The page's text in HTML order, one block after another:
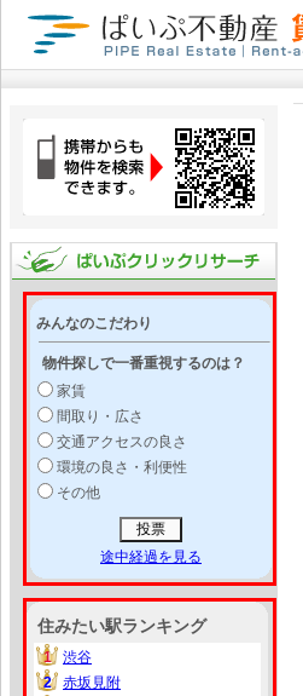
みんなのこだわり
物件探しで一番重視するのは？
家賃
間取り・広さ
交通アクセスの良さ
環境の良さ・利便性
その他
途中経過を見る
住みたい駅ランキング
1
1
渋谷
2
2
赤坂見附